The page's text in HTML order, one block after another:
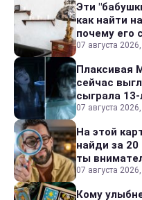
Эти
как найти
почему его
07 августа
Плаксивая
сейчас
сыграла
07 августа
На этой
найди за 20
ты
07 августа
Кому